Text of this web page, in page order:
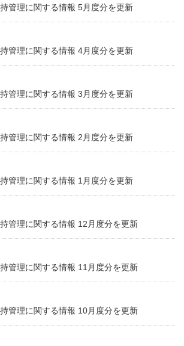
管理に関する情報 5月度分を更新
管理に関する情報 4月度分を更新
管理に関する情報 3月度分を更新
管理に関する情報 2月度分を更新
管理に関する情報 1月度分を更新
管理に関する情報 12月度分を更新
管理に関する情報 11月度分を更新
管理に関する情報 10月度分を更新